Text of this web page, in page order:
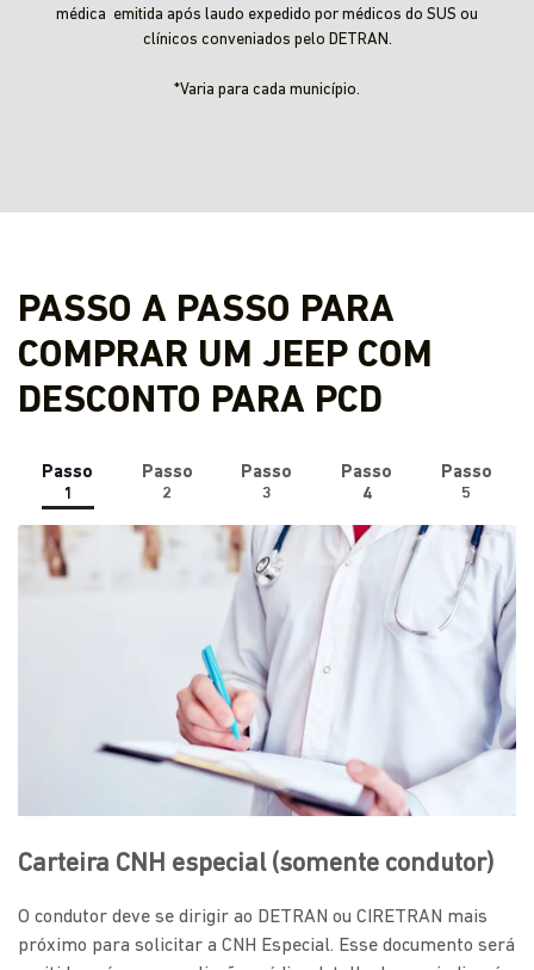
médica emitida após laudo expedido por médicos do SUS ou
clínicos conveniados pelo DETRAN.
*Varia para cada município.
PASSO A PASSO PARA
COMPRAR UM JEEP COM
DESCONTO PARA PCD
Passo
1
Passo
2
Passo
3
Passo
4
Passo
5
Carteira CNH especial (somente condutor)
O condutor deve se dirigir ao DETRAN ou CIRETRAN mais
próximo para solicitar a CNH Especial. Esse documento será